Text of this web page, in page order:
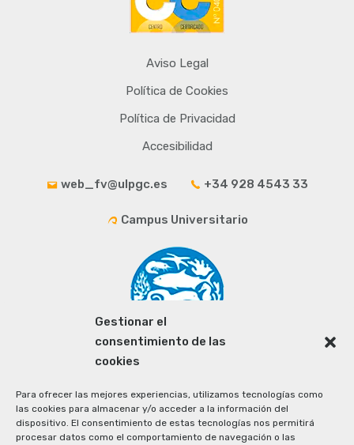
Gestionar el
consentimiento de las
cookies
Para ofrecer las mejores experiencias, utilizamos tecnologías como
las cookies para almacenar y/o acceder a la información del
dispositivo. El consentimiento de estas tecnologías nos permitirá
procesar datos como el comportamiento de navegación o las
Aviso Legal
Política de Cookies
Política de Privacidad
Accesibilidad
web_fv@ulpgc.es +34 928 4543 33
Campus Universitario